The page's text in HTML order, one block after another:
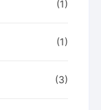
(1)
(1)
(3)